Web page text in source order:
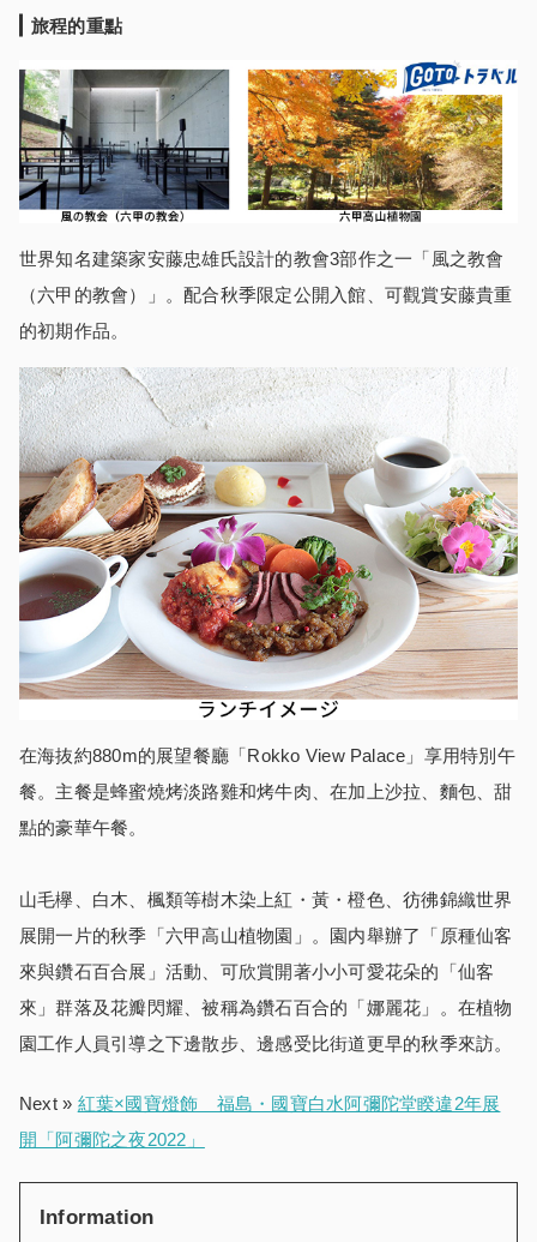
旅程的重點
世界知名建築家安藤忠雄氏設計的教會3部作之一「風之教會
（六甲的教會）」。配合秋季限定公開入館、可觀賞安藤貴重
的初期作品。
在海抜約880m的展望餐廳「Rokko View Palace」享用特別午
餐。主餐是蜂蜜燒烤淡路雞和烤牛肉、在加上沙拉、麵包、甜
點的豪華午餐。
山毛欅、白木、楓類等樹木染上紅・黃・橙色、彷彿錦織世界
展開一片的秋季「六甲高山植物園」。園内舉辦了「原種仙客
來與鑽石百合展」活動、可欣賞開著小小可愛花朵的「仙客
來」群落及花瓣閃耀、被稱為鑽石百合的「娜麗花」。在植物
園工作人員引導之下邊散步、邊感受比街道更早的秋季來訪。
Next » 紅葉×國寶燈飾 福島・國寶白水阿彌陀堂睽違2年展
開「阿彌陀之夜2022」
Information